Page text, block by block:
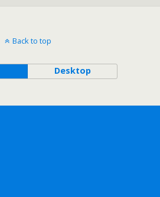
Back to top
Desktop